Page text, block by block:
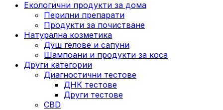
Екологични продукти за дома
Перилни препарати
Продукти за почистване
Натурална козметика
Душ гелове и сапуни
Шампоани и продукти за коса
Други категории
Диагностични тестове
ДНК тестове
Други тестове
CBD